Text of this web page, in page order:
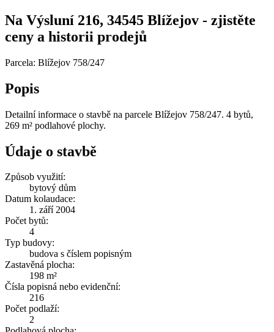
Na Výsluní 216, 34545 Blížejov - zjistěte
ceny a historii prodejů
Parcela: Blížejov 758/247
Popis
Detailní informace o stavbě na parcele Blížejov 758/247. 4 bytů,
269 m² podlahové plochy.
Údaje o stavbě
Způsob využití:
bytový dům
Datum kolaudace:
1. září 2004
Počet bytů:
4
Typ budovy:
budova s číslem popisným
Zastavěná plocha:
198 m²
Čísla popisná nebo evidenční:
216
Počet podlaží:
2